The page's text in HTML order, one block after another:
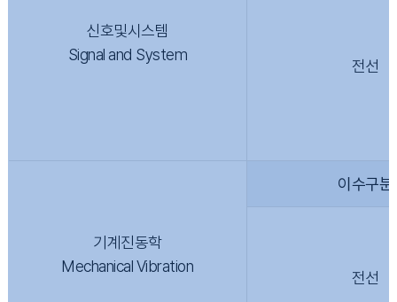
신호및시스템
Signal and System
전선
기계진동학
Mechanical Vibration
이수구분
전선